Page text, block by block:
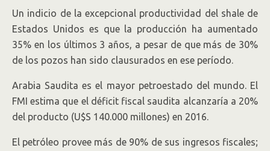
Un indicio de la excepcional productividad del shale de
Estados Unidos es que la producción ha aumentado
35% en los últimos 3 años, a pesar de que más de 30%
de los pozos han sido clausurados en ese período.
Arabia Saudita es el mayor petroestado del mundo. El
FMI estima que el déficit fiscal saudita alcanzaría a 20%
del producto (U$S 140.000 millones) en 2016.
El petróleo provee más de 90% de sus ingresos fiscales;